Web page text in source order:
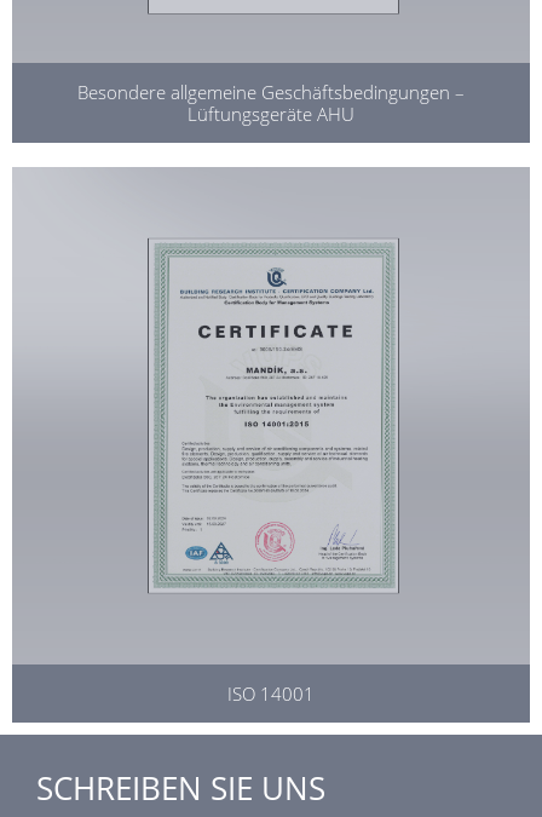
Besondere allgemeine Geschäftsbedingungen –
Lüftungsgeräte AHU
ISO 14001
SCHREIBEN SIE UNS